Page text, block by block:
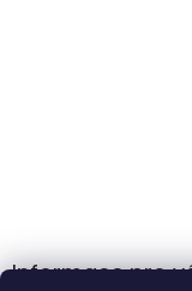
Informace pro